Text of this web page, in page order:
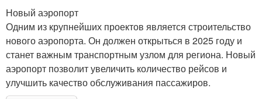
Новый аэропорт
Одним из крупнейших проектов является строительство
нового аэропорта. Он должен открыться в 2025 году и
станет важным транспортным узлом для региона. Новый
аэропорт позволит увеличить количество рейсов и
улучшить качество обслуживания пассажиров.